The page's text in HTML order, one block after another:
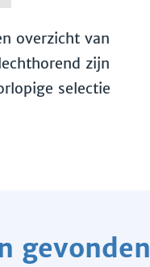
overzicht van
zijn
selectie
gevonden